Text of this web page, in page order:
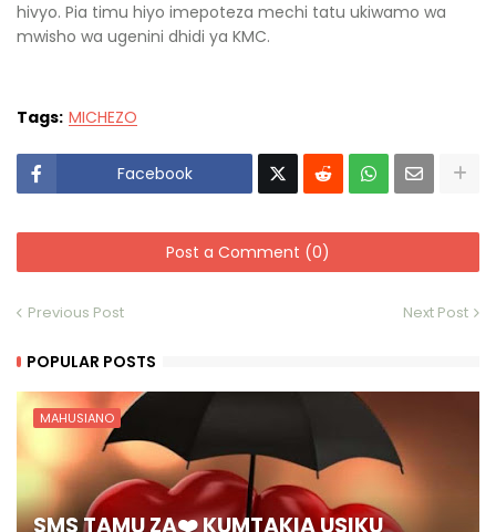
hivyo. Pia timu hiyo imepoteza mechi tatu ukiwamo wa
mwisho wa ugenini dhidi ya KMC.
Tags: MICHEZO
Facebook
Post a Comment (0)
Previous Post Next Post
POPULAR POSTS
MAHUSIANO
SMS TAMU ZA❤️ KUMTAKIA USIKU